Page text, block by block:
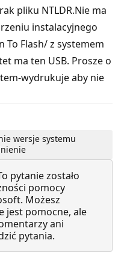
pliku NTLDR.Nie ma
instalacyjnego
Flash/ z systemem
ma ten USB. Prosze o
wydrukuje aby nie
wersje systemu
pytanie zostało
pomocy
Możesz
jest pomocne, ale
ani
pytania.